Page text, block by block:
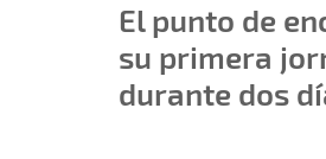
El punto de
su primera
durante dos